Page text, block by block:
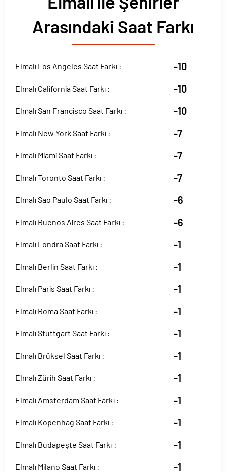
Arasındaki Saat Farkı
Elmalı Los Angeles Saat Farkı : -10
Elmalı California Saat Farkı : -10
Elmalı San Francisco Saat Farkı : -10
Elmalı New York Saat Farkı : -7
Elmalı Miami Saat Farkı : -7
Elmalı Toronto Saat Farkı : -7
Elmalı Sao Paulo Saat Farkı : -6
Elmalı Buenos Aires Saat Farkı : -6
Elmalı Londra Saat Farkı : -1
Elmalı Berlin Saat Farkı : -1
Elmalı Paris Saat Farkı : -1
Elmalı Roma Saat Farkı : -1
Elmalı Stuttgart Saat Farkı : -1
Elmalı Brüksel Saat Farkı : -1
Elmalı Zürih Saat Farkı : -1
Elmalı Amsterdam Saat Farkı : -1
Elmalı Kopenhag Saat Farkı : -1
Elmalı Budapeşte Saat Farkı : -1
Elmalı Milano Saat Farkı : -1